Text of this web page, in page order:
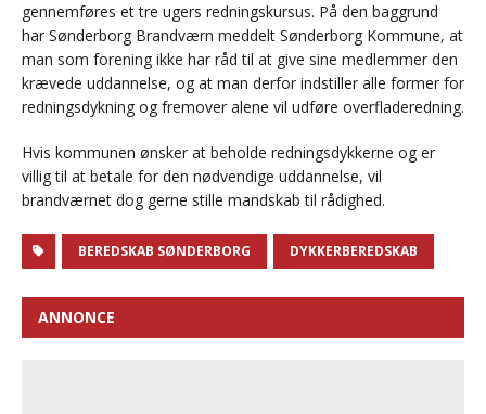
gennemføres et tre ugers redningskursus. På den baggrund
har Sønderborg Brandværn meddelt Sønderborg Kommune, at
man som forening ikke har råd til at give sine medlemmer den
krævede uddannelse, og at man derfor indstiller alle former for
redningsdykning og fremover alene vil udføre overfladeredning.
Hvis kommunen ønsker at beholde redningsdykkerne og er
villig til at betale for den nødvendige uddannelse, vil
brandværnet dog gerne stille mandskab til rådighed.
BEREDSKAB SØNDERBORG DYKKERBEREDSKAB
ANNONCE